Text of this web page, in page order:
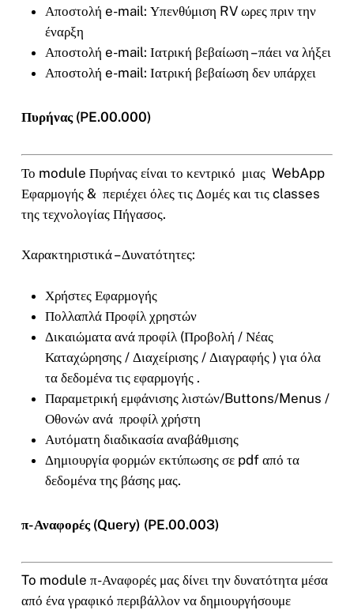
Αποστολή e-mail: Υπενθύμιση RV ωρες πριν την
έναρξη
Αποστολή e-mail: Ιατρική βεβαίωση – πάει να λήξει
Αποστολή e-mail: Ιατρική βεβαίωση δεν υπάρχει
Πυρήνας (PE.00.000)
Το module Πυρήνας είναι το κεντρικό μιας WebApp
Εφαρμογής & περιέχει όλες τις Δομές και τις classes
της τεχνολογίας Πήγασος.
Χαρακτηριστικά – Δυνατότητες:
Χρήστες Εφαρμογής
Πολλαπλά Προφίλ χρηστών
Δικαιώματα ανά προφίλ (Προβολή / Νέας
Καταχώρησης / Διαχείρισης / Διαγραφής ) για όλα
τα δεδομένα τις εφαρμογής .
Παραμετρική εμφάνισης λιστών/Buttons/Menus /
Οθονών ανά προφίλ χρήστη
Αυτόματη διαδικασία αναβάθμισης
Δημιουργία φορμών εκτύπωσης σε pdf από τα
δεδομένα της βάσης μας.
π-Αναφορές (Query) (PE.00.003)
To module π-Αναφορές μας δίνει την δυνατότητα μέσα
από ένα γραφικό περιβάλλον να δημιουργήσουμε